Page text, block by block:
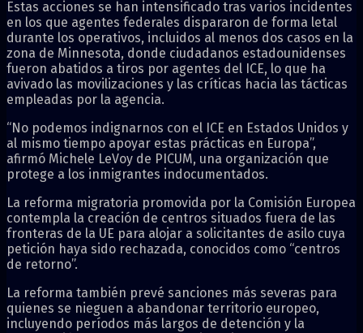
Estas acciones se han intensificado tras varios incidentes
en los que agentes federales dispararon de forma letal
durante los operativos, incluidos al menos dos casos en la
zona de Minnesota, donde ciudadanos estadounidenses
fueron abatidos a tiros por agentes del ICE, lo que ha
avivado las movilizaciones y las críticas hacia las tácticas
empleadas por la agencia.
“No podemos indignarnos con el ICE en Estados Unidos y
al mismo tiempo apoyar estas prácticas en Europa”,
afirmó Michele LeVoy de PICUM, una organización que
protege a los inmigrantes indocumentados.
La reforma migratoria promovida por la Comisión Europea
contempla la creación de centros situados fuera de las
fronteras de la UE para alojar a solicitantes de asilo cuya
petición haya sido rechazada, conocidos como “centros
de retorno”.
La reforma también prevé sanciones más severas para
quienes se nieguen a abandonar territorio europeo,
incluyendo períodos más largos de detención y la